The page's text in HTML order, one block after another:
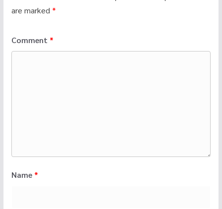
are marked *
Comment *
Name *